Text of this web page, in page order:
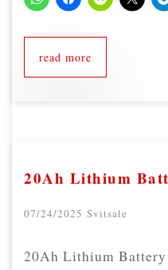
read more
20Ah Lithium
07/24/2025 Svitsale
20Ah Lithium Battery